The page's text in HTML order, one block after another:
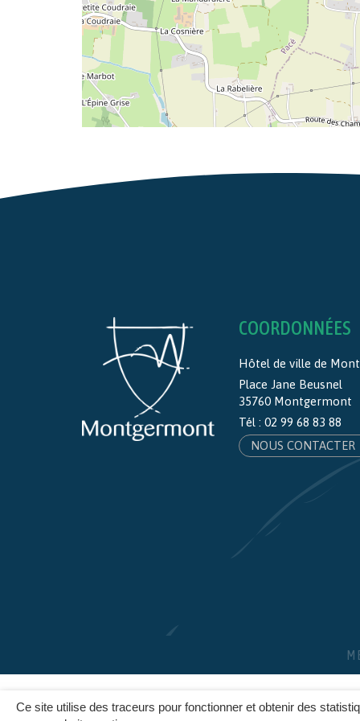
Ce site utilise des traceurs pour fonctionner et obtenir des
COORDONNÉES
Hôtel de ville de
Place Jane Beusnel
35760 Montgermont
Tél : 02 99 68 83 88
NOUS CONTACTER